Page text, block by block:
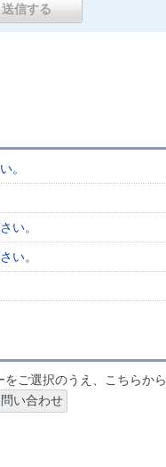
。
い。
い。
ご選択のうえ、こちらか